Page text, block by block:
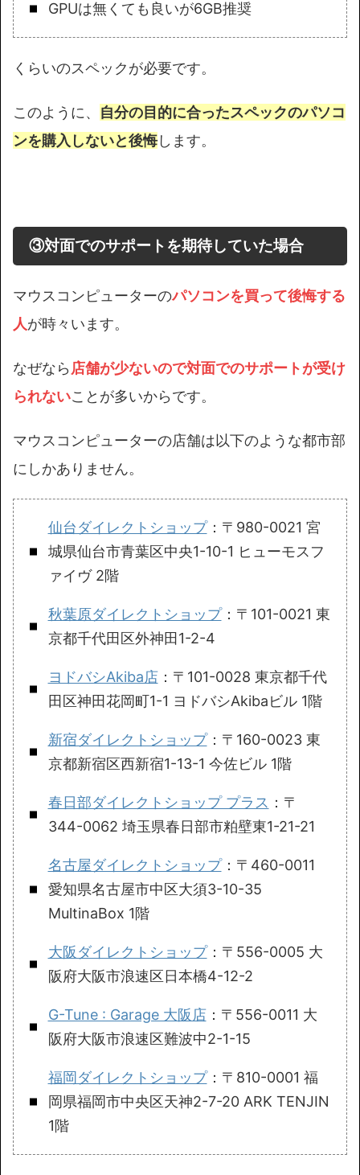
GPUは無くても良いが6GB推奨
くらいのスペックが必要です。
このように、 自分の目的に合ったスペックのパソコ
ンを購入しないと後悔します。
③対面でのサポートを期待していた場合
マウスコンピューターのパソコンを買って後悔する
人が時々います。
なぜなら 店舗が少ないので対面でのサポートが受け
られないことが多いからです。
マウスコンピューターの店舗は以下のような都市部
にしかありません。
仙台ダイレクトショップ：〒980-0021 宮
城県仙台市青葉区中央1-10-1 ヒューモスフ
ァイヴ 2階
秋葉原ダイレクトショップ：〒101-0021 東
京都千代田区外神田1-2-4
ヨドバシAkiba店：〒101-0028 東京都千代
田区神田花岡町1-1 ヨドバシAkibaビル 1階
新宿ダイレクトショップ：〒160-0023 東
京都新宿区西新宿1-13-1 今佐ビル 1階
春日部ダイレクトショップ プラス ：〒
344-0062 埼玉県春日部市粕壁東1-21-21
名古屋ダイレクトショップ：〒460-0011
愛知県名古屋市中区大須3-10-35
MultinaBox 1階
大阪ダイレクトショップ：〒556-0005 大
阪府大阪市浪速区日本橋4-12-2
G-Tune : Garage 大阪店：〒556-0011 大
阪府大阪市浪速区難波中2-1-15
福岡ダイレクトショップ：〒810-0001 福
岡県福岡市中央区天神2-7-20 ARK TENJIN
1階